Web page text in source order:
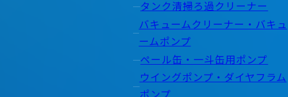
タンク清掃ろ過クリーナー
バキュームクリーナー・バキュ
ームポンプ
ペール缶・一斗缶用ポンプ
ウイングポンプ・ダイヤフラム